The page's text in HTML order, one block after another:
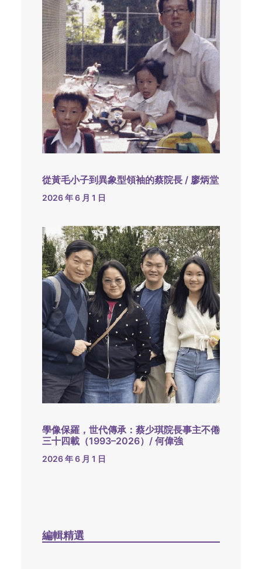
從黃毛小子到異象型領袖的蔡院長 / 廖炳堂
2026 年 6 月 1 日
學像保羅，世代傳承：蔡少琪院長事主不倦
三十四載（1993–2026）/ 何偉強
2026 年 6 月 1 日
編輯精選